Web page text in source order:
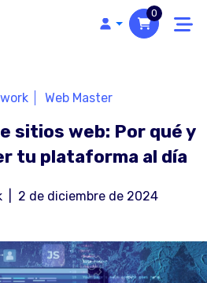
0
sitios web: Por qué y
tu plataforma al día
Web Master
2 de diciembre de 2024